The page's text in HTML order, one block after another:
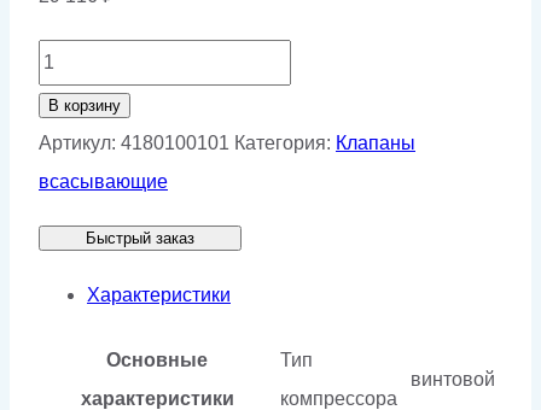
Количество
товара
Клапан
всасывающий
230V
В корзину
Артикул: 4180100101 Категория: Клапаны
всасывающие
Быстрый заказ
Характеристики
Основные
характеристики
Тип
компрессора
винтовой